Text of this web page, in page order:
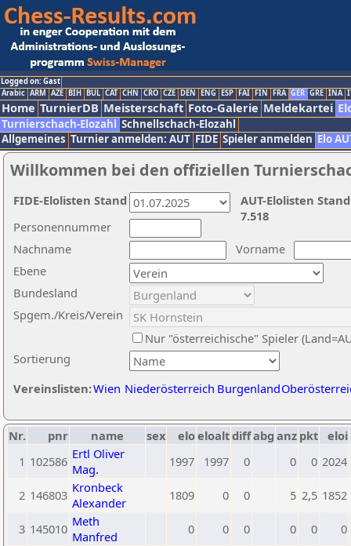
Logged on: Gast
Arabic ARM AZE BIH BUL CAT CHN CRO CZE DEN ENG ESP FAI FIN FRA GER GRE INA
Home TurnierDB Meisterschaft Foto-Galerie Meldekartei
Turnierschach-Elozahl Schnellschach-Elozahl
Allgemeines Turnier anmelden: AUT FIDE Spieler anmelden Elo
Willkommen bei den offiziellen
Nachname
Vorname
Ebene
Sortierung
Personennummer
Bundesland
Spgem./Kreis/Verein
Nur "österreichische" Spieler
Vereinslisten:Wien Niederösterreich Burgenland
AUT-Elolisten
7.518
FIDE-Elolisten Stand
Nr. pnr name sex eloeloaltdiffabg anz pkt eloi
1 102586 Ertl Oliver
Mag.
1997 1997 0 0 0 2024
2 146803 Kronbeck
Alexander
1809 0 0 5 2,5 1852
3 145010 Meth
Manfred
0 0 0 0 0 0